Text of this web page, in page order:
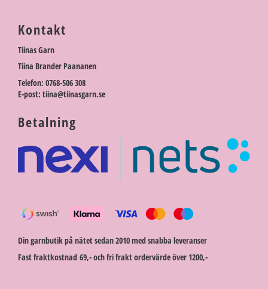
Kontakt
Tiinas Garn
Tiina Brander Paananen
Telefon: 0768-506 308
E-post: tiina@tiinasgarn.se
Betalning
Din garnbutik på nätet sedan 2010 med snabba leveranser
Fast fraktkostnad 69,- och fri frakt ordervärde över 1200,-